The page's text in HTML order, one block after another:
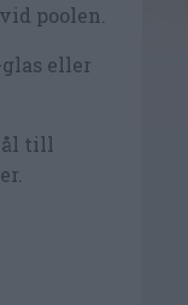
poolen.
eller
till